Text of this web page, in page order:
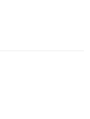
LEMBANG*